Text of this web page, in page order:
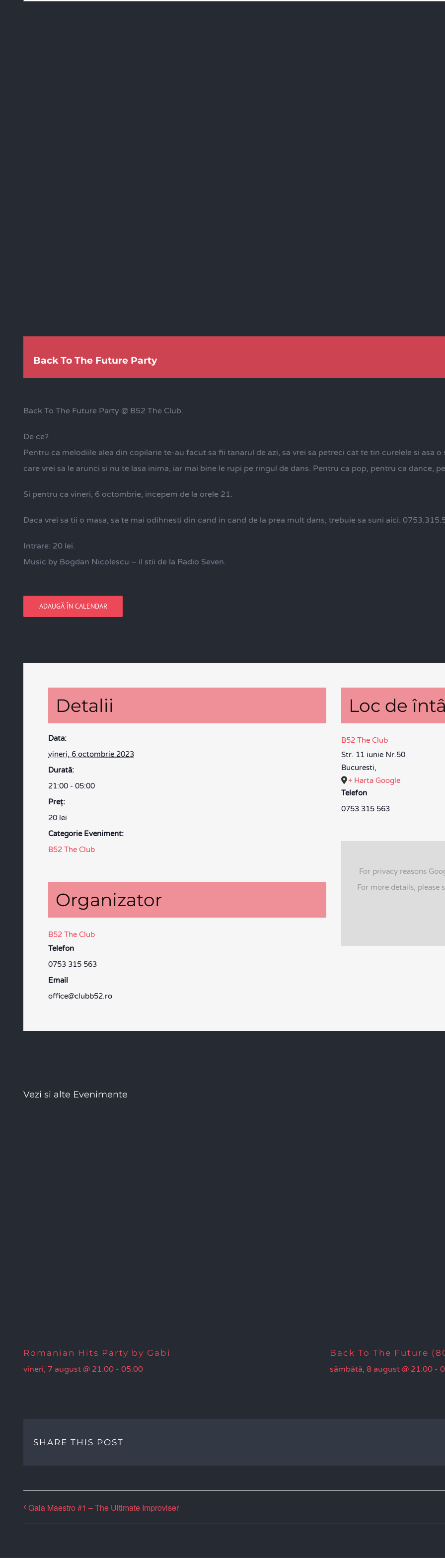
Back To The Future Party
Back To The Future Party @ B52 The Club.
De ce?
Pentru ca melodiile alea din copilarie te-au facut sa fii tanarul de azi, sa vrei sa petreci cat te tin curelele si asa
care vrei sa le arunci si nu te lasa inima, iar mai bine le rupi pe ringul de dans. Pentru ca pop, pentru ca dance,
Si pentru ca vineri, 6 octombrie, incepem de la orele 21.
Daca vrei sa tii o masa, sa te mai odihnesti din cand in cand de la prea mult dans, trebuie sa suni aici:
Intrare: 20 lei.
Music by Bogdan Nicolescu – il stii de la Radio Seven.
ADAUGĂ ÎN CALENDAR
Detalii
Data:
vineri, 6 octombrie 2023
Durată:
21:00 - 05:00
Preţ:
20 lei
Categorie Eveniment:
B52 The Club
Organizator
B52 The Club
Telefon
0753 315 563
Email
office@clubb52.ro
Loc de
B52 The Club
Str. 11 iunie Nr.50
Bucuresti,
+ Harta Google
Telefon
0753 315 563
For privacy reasons
For more details, please
Vezi si alte Evenimente
Romanian Hits Party by Gabi
vineri, 7 august @ 21:00 - 05:00
Back To The Future
sâmbătă, 8 august @ 21:00 -
SHARE THIS POST
Gala Maestro #1 – The Ultimate Improviser